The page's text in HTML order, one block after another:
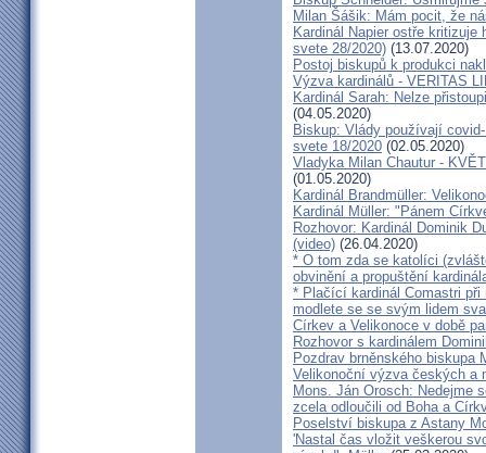
Milan Šášik: Mám pocit, že
Kardinál Napier ostře
svete 28/2020) (13.07.2020)
Postoj biskupů k produkci
Výzva kardinálů - VERITAS
Kardinál Sarah: Nelze
(04.05.2020)
Biskup: Vlády používají
svete 18/2020 (02.05.2020)
Vladyka Milan Chautur -
(01.05.2020)
Kardinál Brandmüller:
Kardinál Müller: "Pánem
Rozhovor: Kardinál Dominik
(video) (26.04.2020)
* O tom zda se katolíci
obvinění a propuštění
* Plačící kardinál Comastri
modlete se se svým lidem
Církev a Velikonoce v době
Rozhovor s kardinálem
Pozdrav brněnského biskupa
Velikonoční výzva českých a
Mons. Ján Orosch: Nedejme
zcela odloučili od Boha a
Poselství biskupa z Astany
'Nastal čas vložit veškerou